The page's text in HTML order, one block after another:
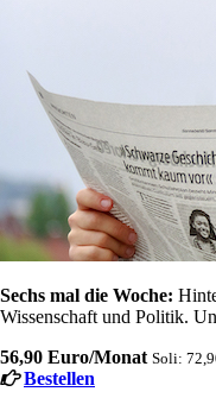
Sechs mal die Woche:
Wissenschaft und Politik.
56,90 Euro/Monat Soli:
Bestellen